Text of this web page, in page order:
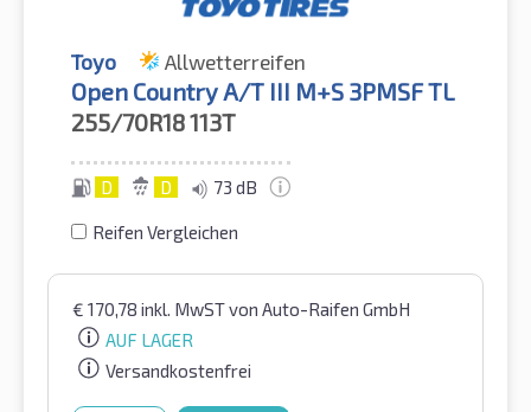
Toyo Allwetterreifen
Open Country A/T III M+S 3PMSF TL
255/70R18113T
D D 73 dB
Reifen Vergleichen
€ 170,78 inkl. MwSTvon Auto-Raifen GmbH
AUF LAGER
Versandkostenfrei